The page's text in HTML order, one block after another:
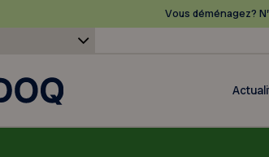
Vous déménagez?